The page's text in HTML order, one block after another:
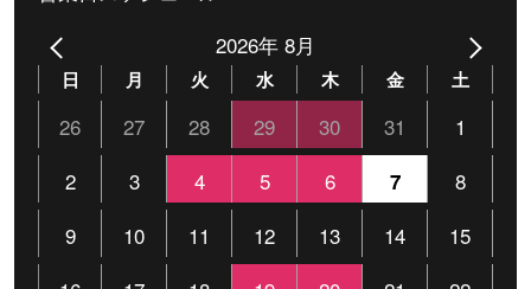
2026年 8月
日 月 火 水 木 金 土
26 27 28 29 30 31
1
2
3 4 5 6 7
8
9
10 11 12 13 14
15